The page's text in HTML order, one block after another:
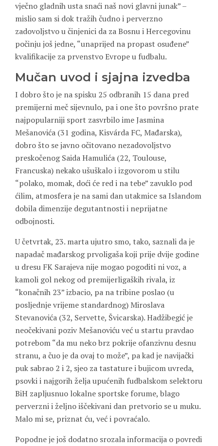
vječno gladnih usta snaći naš novi glavni junak” –
mislio sam si dok tražih čudno i perverzno
zadovoljstvo u činjenici da za Bosnu i Hercegovinu
počinju još jedne, “unaprijed na propast osuđene”
kvalifikacije za prvenstvo Evrope u fudbalu.
Mučan uvod i sjajna izvedba
I dobro što je na spisku 25 odbranih 15 dana pred
premijerni meč sijevnulo, pa i one što površno prate
najpopularniji sport zasvrbilo ime Jasmina
Mešanovića (31 godina, Kisvárda FC, Mađarska),
dobro što se javno očitovano nezadovoljstvo
preskočenog Saida Hamulića (22, Toulouse,
Francuska) nekako ušuškalo i izgovorom u stilu
“polako, momak, doći će red i na tebe” zavuklo pod
ćilim, atmosfera je na sami dan utakmice sa Islandom
dobila dimenzije degutantnosti i neprijatne
odbojnosti.
U četvrtak, 23. marta ujutro smo, tako, saznali da je
napadač mađarskog prvoligaša koji prije dvije godine
u dresu FK Sarajeva nije mogao pogoditi ni voz, a
kamoli gol nekog od premijerligaških rivala, iz
“konačnih 23” izbacio, pa na tribine poslao (u
posljednje vrijeme standardnog) Miroslava
Stevanovića (32, Servette, Švicarska). Hadžibegić je
neočekivani poziv Mešanoviću već u startu pravdao
potrebom “da mu neko brz pokrije ofanzivnu desnu
stranu, a čuo je da ovaj to može”, pa kad je navijački
puk sabrao 2 i 2, sjeo za tastature i bujicom uvreda,
psovki i najgorih želja upućenih fudbalskom selektoru
BiH zapljusnuo lokalne sportske forume, blago
perverzni i željno iščekivani dan pretvorio se u muku.
Malo mi se, priznat ću, već i povraćalo.
Popodne je još dodatno srozala informacija o povredi